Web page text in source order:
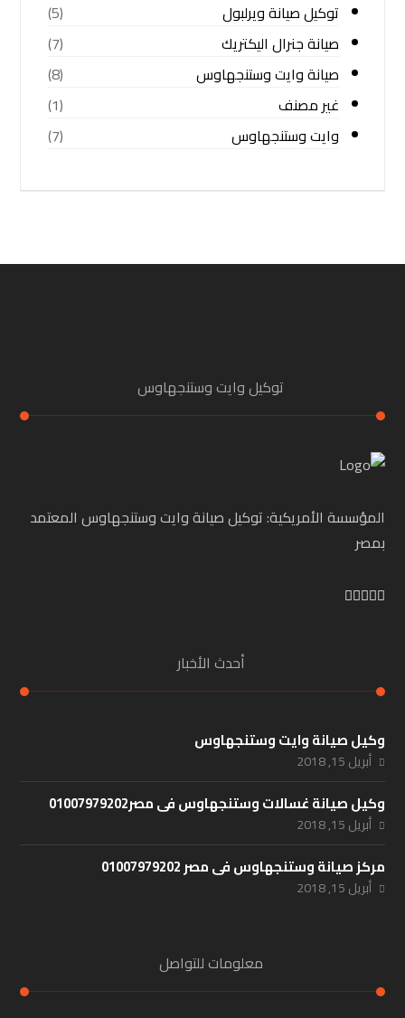
توكيل صيانة ويرلبول
(5)
صيانة جنرال اليكتريك
(7)
صيانة وايت وستنجهاوس
(8)
غير مصنف
(1)
وايت وستنجهاوس
(7)
توكيل وايت وستنجهاوس
المؤسسة الأمريكية: توكيل صيانة وايت وستنجهاوس المعتمد
بمصر
أحدث الأخبار
وكيل صيانة وايت وستنجهاوس
أبريل 15, 2018
وكيل صيانة غسالات وستنجهاوس فى مصر01007979202
أبريل 15, 2018
مركز صيانة وستنجهاوس فى مصر 01007979202
أبريل 15, 2018
معلومات للتواصل